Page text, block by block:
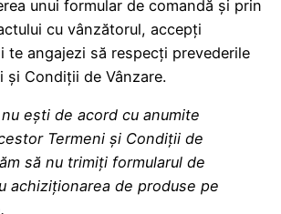
unui formular de comandă și prin
cu vânzătorul, accepți
te angajezi să respecți prevederile
și Condiții de Vânzare.
ești de acord cu anumite
Termeni și Condiții de
să nu trimiți formularul de
achiziționarea de produse pe